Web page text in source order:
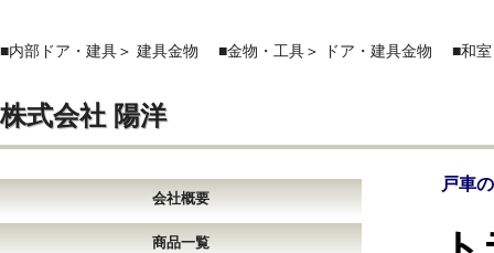
■内部ドア・建具＞ 建具金物 ■金物・工具＞ ドア・建具金物 ■和室
株式会社 陽洋
会社概要
商品一覧
戸車